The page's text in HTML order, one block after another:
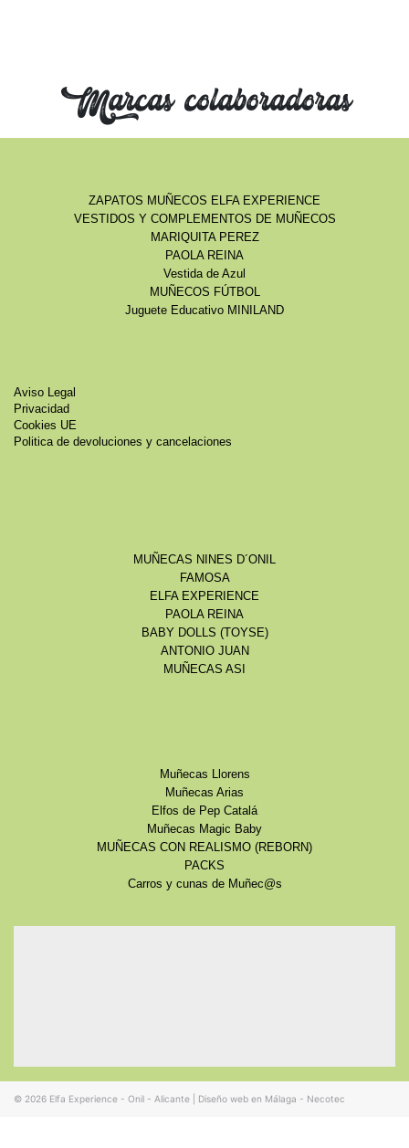
Marcas colaboradoras
ZAPATOS MUÑECOS ELFA EXPERIENCE
VESTIDOS Y COMPLEMENTOS DE MUÑECOS
MARIQUITA PEREZ
PAOLA REINA
Vestida de Azul
MUÑECOS FÚTBOL
Juguete Educativo MINILAND
Aviso Legal
Privacidad
Cookies UE
Politica de devoluciones y cancelaciones
MUÑECAS NINES D´ONIL
FAMOSA
ELFA EXPERIENCE
PAOLA REINA
BABY DOLLS (TOYSE)
ANTONIO JUAN
MUÑECAS ASI
Muñecas Llorens
Muñecas Arias
Elfos de Pep Catalá
Muñecas Magic Baby
MUÑECAS CON REALISMO (REBORN)
PACKS
Carros y cunas de Muñec@s
© 2026 Elfa Experience - Onil - Alicante Diseño web en Málaga - Necotec